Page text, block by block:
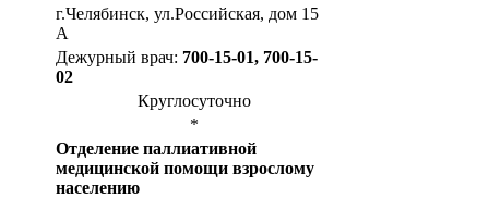
г.Челябинск, ул.Российская, дом 15
А
Дежурный врач: 700-15-01, 700-15-
02
Круглосуточно
*
Отделение паллиативной
медицинской помощи взрослому
населению